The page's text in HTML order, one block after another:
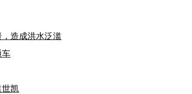
造成洪水泛滥
车
世凯